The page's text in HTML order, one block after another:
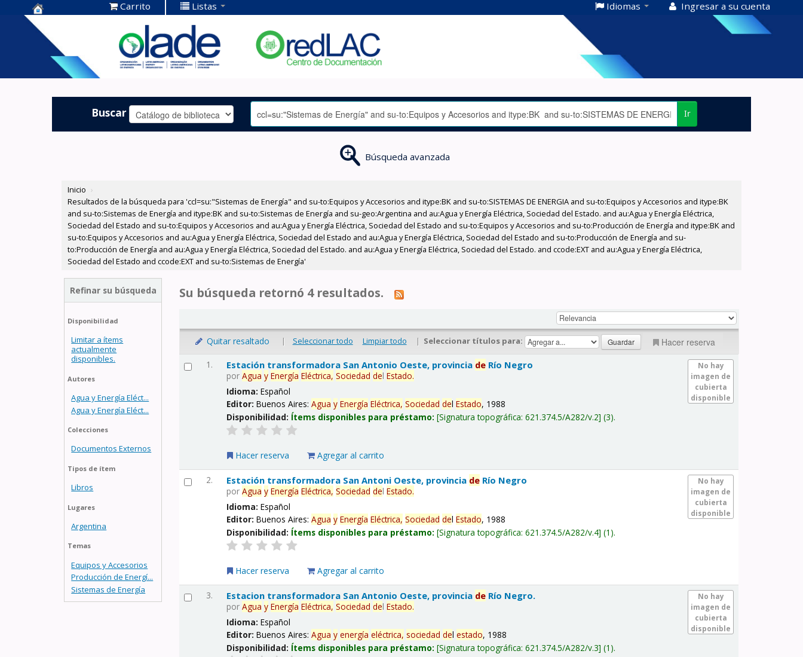
Centro de
Documentación
OLADE -
Carrito Listas Idiomas Ingresar a su cuenta
Buscar Ir
Búsqueda avanzada
Inicio ›
Resultados de la búsqueda para 'ccl=su:"Sistemas de Energía" and su-to:Equipos y Accesorios and itype:BK and su-to:SISTEMAS DE ENERGIA and su-to:Equipos y Accesorios and itype:BK
and su-to:Sistemas de Energía and itype:BK and su-to:Sistemas de Energía and su-geo:Argentina and au:Agua y Energía Eléctrica, Sociedad del Estado. and au:Agua y Energía Eléctrica,
Sociedad del Estado and su-to:Equipos y Accesorios and au:Agua y Energía Eléctrica, Sociedad del Estado and su-to:Equipos y Accesorios and su-to:Producción de Energía and itype:BK and
su-to:Equipos y Accesorios and au:Agua y Energía Eléctrica, Sociedad del Estado and au:Agua y Energía Eléctrica, Sociedad del Estado and su-to:Producción de Energía and su-
to:Producción de Energía and au:Agua y Energía Eléctrica, Sociedad del Estado. and au:Agua y Energía Eléctrica, Sociedad del Estado. and ccode:EXT and au:Agua y Energía Eléctrica,
Sociedad del Estado and ccode:EXT and su-to:Sistemas de Energía'
Refinar su búsqueda
Disponibilidad
Limitar a ítems
actualmente
disponibles.
Autores
Agua y Energía Eléct...
Agua y Energía Eléct...
Colecciones
Documentos Externos
Tipos de ítem
Libros
Lugares
Argentina
Temas
Equipos y Accesorios
Producción de Energí...
Sistemas de Energía
Su búsqueda retornó 4 resultados.
Quitar resaltado | Seleccionar todo Limpiar todo | Seleccionar títulos para: Hacer reserva
1.
No hay
imagen de
cubierta
disponible
Estación transformadora San Antonio Oeste, provincia de Río Negro
porAgua y Energía Eléctrica, Sociedad delEstado.
Idioma:Español
Editor:Buenos Aires:Agua y Energía Eléctrica, Sociedad delEstado, 1988
Disponibilidad: Ítems disponibles para préstamo: Signatura topográfica:621.374.5/A282/v.2 (3).
Hacer reserva Agregar al carrito
2.
No hay
imagen de
cubierta
disponible
Estación transformadora San Antoni Oeste, provincia de Río Negro
porAgua y Energía Eléctrica, Sociedad delEstado.
Idioma:Español
Editor:Buenos Aires:Agua y Energía Eléctrica, Sociedad delEstado, 1988
Disponibilidad: Ítems disponibles para préstamo: Signatura topográfica:621.374.5/A282/v.4 (1).
Hacer reserva Agregar al carrito
3.
No hay
imagen de
cubierta
disponible
Estacion transformadora San Antonio Oeste, provincia de Río Negro.
porAgua y Energía Eléctrica, Sociedad delEstado.
Idioma:Español
Editor:Buenos Aires:Agua y energía eléctrica, sociedad delestado, 1988
Disponibilidad: Ítems disponibles para préstamo: Signatura topográfica:621.374.5/A282/v.3 (1).